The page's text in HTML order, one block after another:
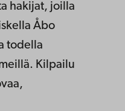
hakijat, joilla
Åbo
todella
Kilpailu